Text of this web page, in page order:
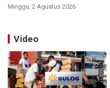
Minggu, 2 Agustus 2026
Video